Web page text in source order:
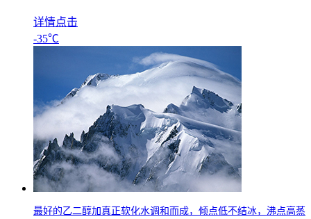
详情点击
-35℃
最好的乙二醇加真正软化水调和而成，倾点低不结冰，沸点高蒸